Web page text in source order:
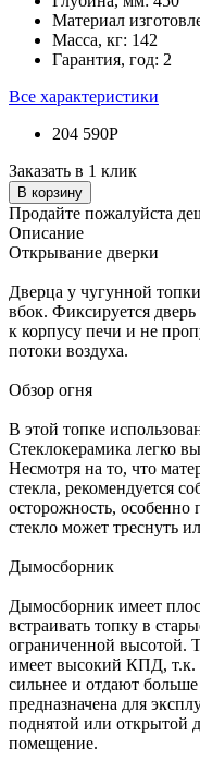
Материал
Масса, кг: 142
Гарантия, год: 2
Все характеристики
204 590Р
Заказать в 1 клик
В корзину
Продайте пожалуйста
Описание
Открывание дверки
Дверца у чугунной
вбок. Фиксируется
к корпусу печи и не
потоки воздуха.
Обзор огня
В этой топке
Стеклокерамика легко
Несмотря на то, что
стекла, рекомендуется
осторожность, особенно
стекло может треснуть
Дымосборник
Дымосборник имеет
встраивать топку в
ограниченной высотой.
имеет высокий КПД, т.к.
сильнее и отдают
предназначена для
поднятой или открытой
помещение.